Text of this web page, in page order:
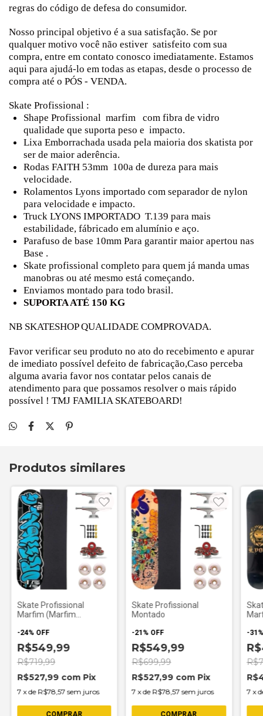
regras do código de defesa do consumidor.
Nosso principal objetivo é a sua satisfação. Se por
qualquer motivo você não estiver satisfeito com sua
compra, entre em contato conosco imediatamente. Estamos
aqui para ajudá-lo em todas as etapas, desde o processo de
compra até o PÓS - VENDA.
Skate Profissional :
Shape Profissional marfim com fibra de vidro
qualidade que suporta peso e impacto.
Lixa Emborrachada usada pela maioria dos skatista por
ser de maior aderência.
Rodas FAITH 53mm 100a de dureza para mais
velocidade.
Rolamentos Lyons importado com separador de nylon
para velocidade e impacto.
Truck LYONS IMPORTADO T.139 para mais
estabilidade, fábricado em alumínio e aço.
Parafuso de base 10mm Para garantir maior apertou nas
Base .
Skate profissional completo para quem já manda umas
manobras ou até mesmo está começando.
Enviamos montado para todo brasil.
SUPORTA ATÉ 150 KG
NB SKATESHOP QUALIDADE COMPROVADA.
Favor verificar seu produto no ato do recebimento e apurar
de imediato possível defeito de fabricação,Caso perceba
alguma avaria favor nos contatar pelos canais de
atendimento para que possamos resolver o mais rápido
possível ! TMJ FAMILIA SKATEBOARD!
Produtos similares
Skate Profissional
Marfim (Marfim
-24% OFF
R$549,99
R$719,99
R$527,99 com Pix
7 xde R$78,57 sem juros
Skate Profissional
Montado
-21 % OFF
R$549,99
R$699,99
R$527,99 com Pix
7 xde R$78,57 sem juros
-31
7 x